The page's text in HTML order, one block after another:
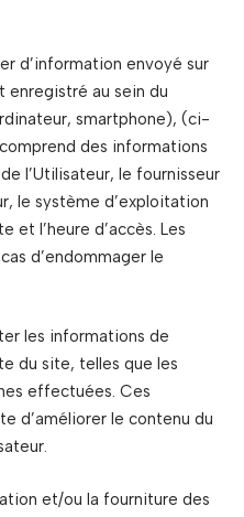
d’information envoyé sur
enregistré au sein du
smartphone), (ci-
des informations
l’Utilisateur, le fournisseur
le système d’exploitation
et l’heure d’accès. Les
d’endommager le
les informations de
du site, telles que les
effectuées. Ces
d’améliorer le contenu du
et/ou la fourniture des